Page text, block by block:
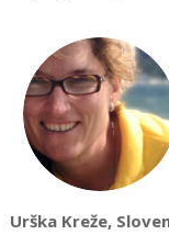
Urška Kreže,